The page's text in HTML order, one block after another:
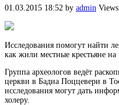
01.03.2015 18:52 by admin
Исследования помогут найти
как жили местные крестьяне
Группа археологов ведёт
церкви в Бадиа Поццевери в
исследования могут дать
холеру.